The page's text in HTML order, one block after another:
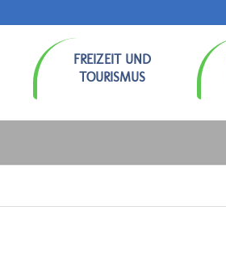
FREIZEIT UND
TOURISMUS